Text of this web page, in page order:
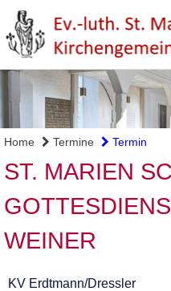
Home Termine Termin
ST. MARIEN
WEINER
KV Erdtmann/Dressler